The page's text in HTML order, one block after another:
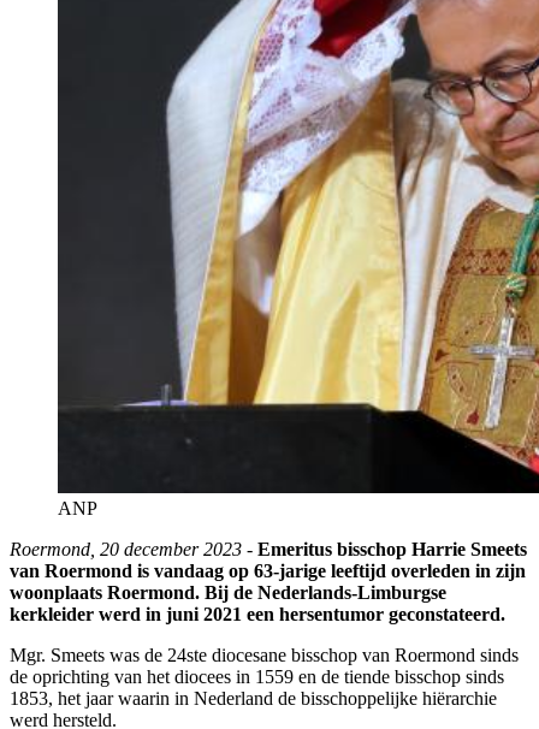
ANP
Roermond, 20 december 2023 - Emeritus bisschop Harrie Smeets
van Roermond is vandaag op 63-jarige leeftijd overleden in zijn
woonplaats Roermond. Bij de Nederlands-Limburgse
kerkleider werd in juni 2021 een hersentumor geconstateerd.
Mgr. Smeets was de 24ste diocesane bisschop van Roermond sinds
de oprichting van het diocees in 1559 en de tiende bisschop sinds
1853, het jaar waarin in Nederland de bisschoppelijke hiërarchie
werd hersteld.